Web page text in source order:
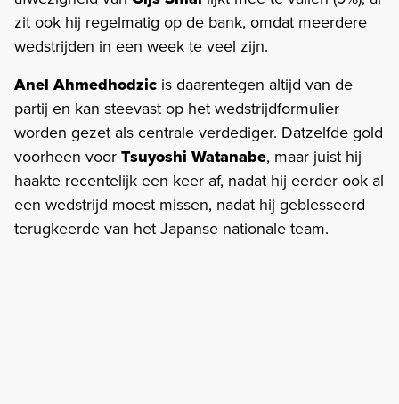
zit ook hij regelmatig op de bank, omdat meerdere
wedstrijden in een week te veel zijn.
Anel Ahmedhodzic is daarentegen altijd van de
partij en kan steevast op het wedstrijdformulier
worden gezet als centrale verdediger. Datzelfde gold
voorheen voorTsuyoshi Watanabe, maar juist hij
haakte recentelijk een keer af, nadat hij eerder ook al
een wedstrijd moest missen, nadat hij geblesseerd
terugkeerde van het Japanse nationale team.